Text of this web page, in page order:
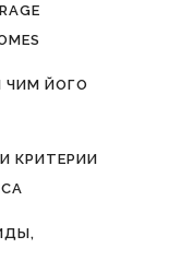
ЧИМ ЙОГО
КРИТЕРИИ